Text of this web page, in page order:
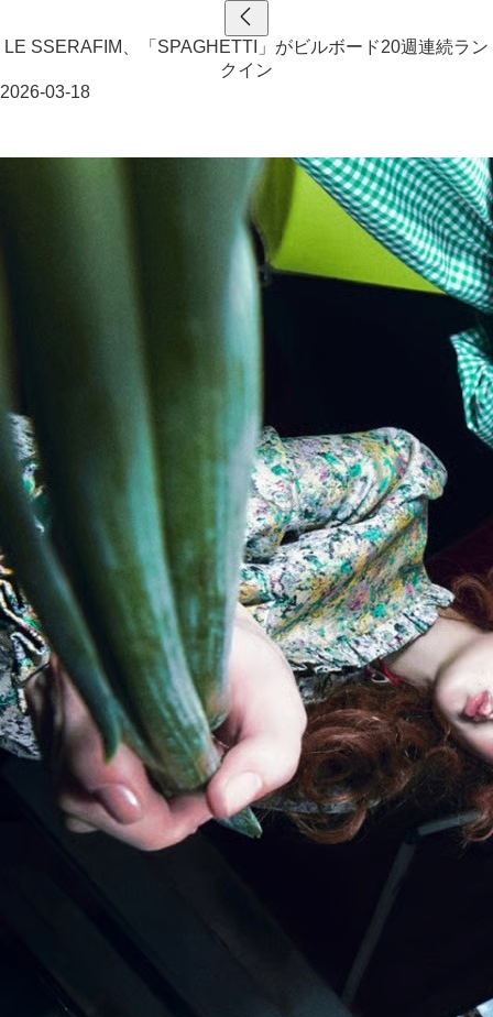
LE SSERAFIM、「SPAGHETTI」がビルボード20週連続ラン
クイン
2026-03-18